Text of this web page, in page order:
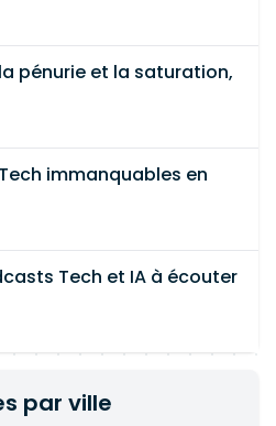
pénurie et la saturation,
immanquables en
Tech et IA à écouter
par ville